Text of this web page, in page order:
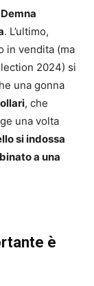
Demna
. L’ultimo,
in vendita (ma
2024) si
una gonna
, che
una volta
si indossa
a una
è